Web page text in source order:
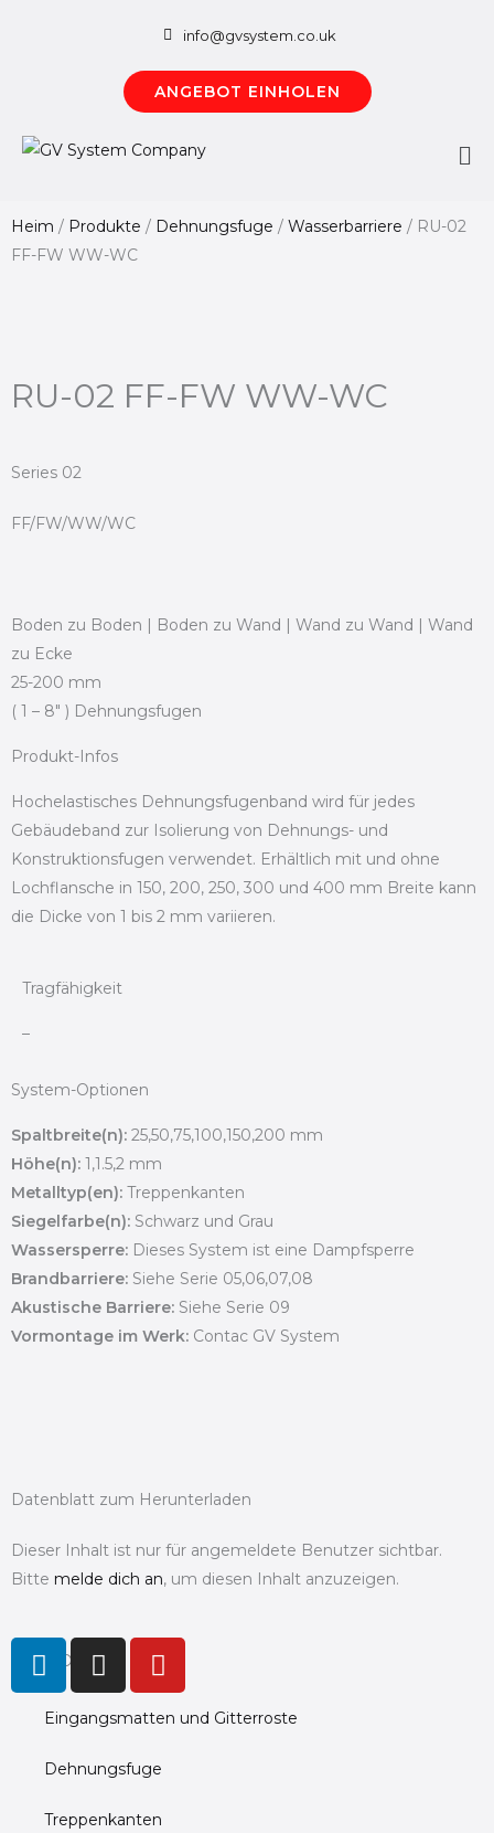
info@gvsystem.co.uk
ANGEBOT EINHOLEN
Heim / Produkte / Dehnungsfuge / Wasserbarriere / RU-02
FF-FW WW-WC
RU-02 FF-FW WW-WC
Series 02
FF/FW/WW/WC
Boden zu Boden | Boden zu Wand | Wand zu Wand | Wand
zu Ecke
25-200 mm
( 1 – 8" ) Dehnungsfugen
Produkt-Infos
Hochelastisches Dehnungsfugenband wird für jedes
Gebäudeband zur Isolierung von Dehnungs- und
Konstruktionsfugen verwendet. Erhältlich mit und ohne
Lochflansche in 150, 200, 250, 300 und 400 mm Breite kann
die Dicke von 1 bis 2 mm variieren.
Tragfähigkeit
–
System-Optionen
Spaltbreite(n): 25,50,75,100,150,200 mm
Höhe(n): 1,1.5,2 mm
Metalltyp(en): Treppenkanten
Siegelfarbe(n): Schwarz und Grau
Wassersperre: Dieses System ist eine Dampfsperre
Brandbarriere: Siehe Serie 05,06,07,08
Akustische Barriere: Siehe Serie 09
Vormontage im Werk: Contac GV System
Datenblatt zum Herunterladen
Dieser Inhalt ist nur für angemeldete Benutzer sichtbar.
Bitte melde dich an, um diesen Inhalt anzuzeigen.
PRODUCTS
Eingangsmatten und Gitterroste
Dehnungsfuge
Treppenkanten
L
i
n
k
e
i
I
n
t
a
g
r
Y
o
t
u
e